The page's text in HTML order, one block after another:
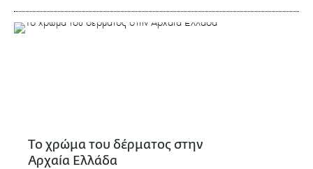
Το χρώμα του δέρματος στην
Αρχαία Ελλάδα